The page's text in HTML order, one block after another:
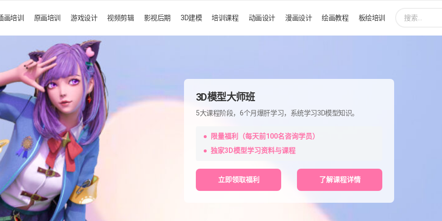
画培训 原画培训 游戏设计 视频剪辑 影视后期 3D建模 培训课程 动画设计 漫画设计 绘画教程 板绘培训
3D模型大师班
5大课程阶段，6个月爆肝学习，系统学习3D模型知识。
限量福利（每天前100名咨询学员）
独家3D模型学习资料与课程
立即领取福利 了解课程详情